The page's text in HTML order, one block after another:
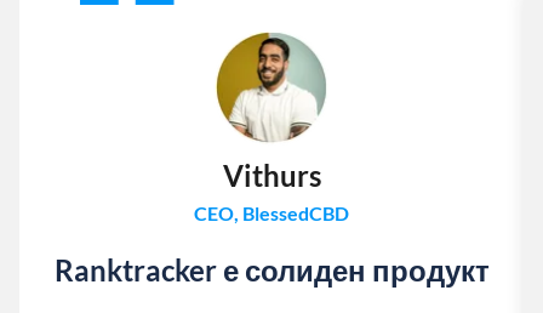
Vithurs
CEO, BlessedCBD
Ranktracker е солиден продукт